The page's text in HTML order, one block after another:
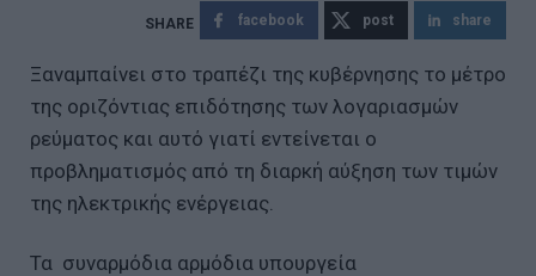
facebook post share
Ξαναμπαίνει στο τραπέζι της κυβέρνησης το μέτρο
της οριζόντιας επιδότησης των λογαριασμών
ρεύματος και αυτό γιατί εντείνεται ο
προβληματισμός από τη διαρκή αύξηση των τιμών
της ηλεκτρικής ενέργειας.
Τα συναρμόδια αρμόδια υπουργεία